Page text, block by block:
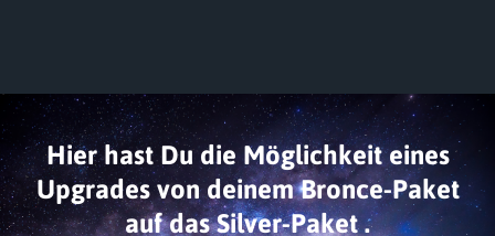
Hier hast Du die Möglichkeit eines
Upgrades von deinem Bronce-Paket
auf das Silver-Paket .